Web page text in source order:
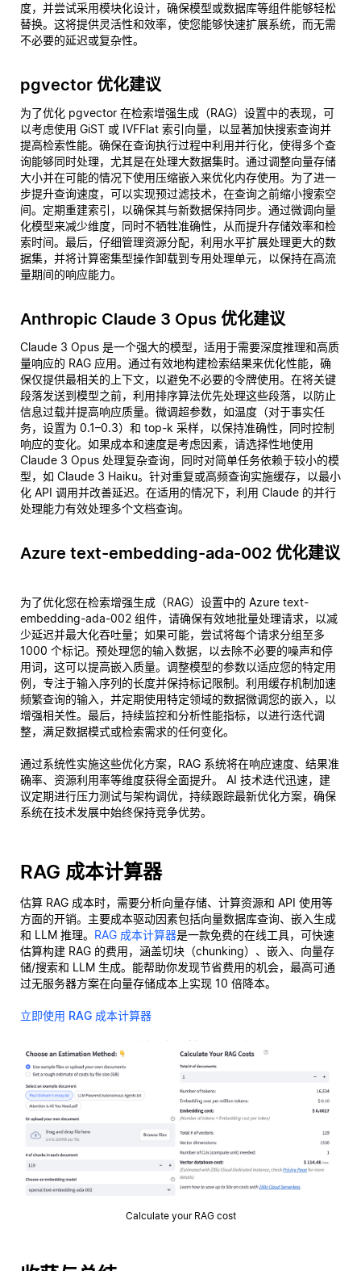
度，并尝试采用模块化设计，确保模型或数据库等组件能够轻松
替换。这将提供灵活性和效率，使您能够快速扩展系统，而无需
不必要的延迟或复杂性。
pgvector 优化建议
为了优化 pgvector 在检索增强生成（RAG）设置中的表现，可
以考虑使用 GiST 或 IVFFlat 索引向量，以显著加快搜索查询并
提高检索性能。确保在查询执行过程中利用并行化，使得多个查
询能够同时处理，尤其是在处理大数据集时。通过调整向量存储
大小并在可能的情况下使用压缩嵌入来优化内存使用。为了进一
步提升查询速度，可以实现预过滤技术，在查询之前缩小搜索空
间。定期重建索引，以确保其与新数据保持同步。通过微调向量
化模型来减少维度，同时不牺牲准确性，从而提升存储效率和检
索时间。最后，仔细管理资源分配，利用水平扩展处理更大的数
据集，并将计算密集型操作卸载到专用处理单元，以保持在高流
量期间的响应能力。
Anthropic Claude 3 Opus 优化建议
Claude 3 Opus 是一个强大的模型，适用于需要深度推理和高质
量响应的 RAG 应用。通过有效地构建检索结果来优化性能，确
保仅提供最相关的上下文，以避免不必要的令牌使用。在将关键
段落发送到模型之前，利用排序算法优先处理这些段落，以防止
信息过载并提高响应质量。微调超参数，如温度（对于事实任
务，设置为 0.1–0.3）和 top-k 采样，以保持准确性，同时控制
响应的变化。如果成本和速度是考虑因素，请选择性地使用
Claude 3 Opus 处理复杂查询，同时对简单任务依赖于较小的模
型，如 Claude 3 Haiku。针对重复或高频查询实施缓存，以最小
化 API 调用并改善延迟。在适用的情况下，利用 Claude 的并行
处理能力有效处理多个文档查询。
Azure text-embedding-ada-002 优化建议
为了优化您在检索增强生成（RAG）设置中的 Azure text-
embedding-ada-002 组件，请确保有效地批量处理请求，以减
少延迟并最大化吞吐量；如果可能，尝试将每个请求分组至多
1000 个标记。预处理您的输入数据，以去除不必要的噪声和停
用词，这可以提高嵌入质量。调整模型的参数以适应您的特定用
例，专注于输入序列的长度并保持标记限制。利用缓存机制加速
频繁查询的输入，并定期使用特定领域的数据微调您的嵌入，以
增强相关性。最后，持续监控和分析性能指标，以进行迭代调
整，满足数据模式或检索需求的任何变化。
通过系统性实施这些优化方案，RAG 系统将在响应速度、结果准
确率、资源利用率等维度获得全面提升。 AI 技术迭代迅速，建
议定期进行压力测试与架构调优，持续跟踪最新优化方案，确保
系统在技术发展中始终保持竞争优势。
RAG 成本计算器
估算 RAG 成本时，需要分析向量存储、计算资源和 API 使用等
方面的开销。主要成本驱动因素包括向量数据库查询、嵌入生成
和 LLM 推理。 RAG 成本计算器是一款免费的在线工具，可快速
估算构建 RAG 的费用，涵盖切块（chunking）、嵌入、向量存
储/搜索和 LLM 生成。能帮助你发现节省费用的机会，最高可通
过无服务器方案在向量存储成本上实现 10 倍降本。
立即使用 RAG 成本计算器
Calculate your RAG cost